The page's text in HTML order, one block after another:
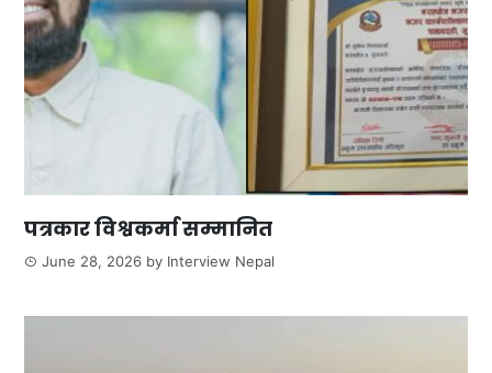
पत्रकार विश्वकर्मा सम्मानित
June 28, 2026 by Interview Nepal